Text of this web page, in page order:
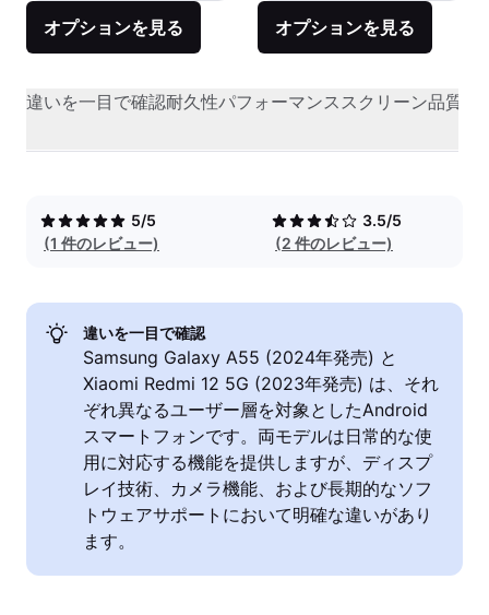
オプションを見る オプションを見る
違いを一目で確認耐久性パフォーマンススクリーン品質
5/5
(1 件のレビュー)
3.5/5
(2 件のレビュー)
違いを一目で確認
Samsung Galaxy A55 (2024年発売) と
Xiaomi Redmi 12 5G (2023年発売) は、それ
ぞれ異なるユーザー層を対象としたAndroid
スマートフォンです。両モデルは日常的な使
用に対応する機能を提供しますが、ディスプ
レイ技術、カメラ機能、および長期的なソフ
トウェアサポートにおいて明確な違いがあり
ます。